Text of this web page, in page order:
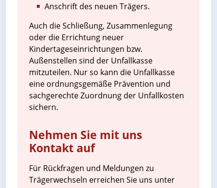
Anschrift des neuen Trägers.
Auch die Schließung, Zusammenlegung
oder die Errichtung neuer
Kindertageseinrichtungen bzw.
Außenstellen sind der Unfallkasse
mitzuteilen. Nur so kann die Unfallkasse
eine ordnungsgemäße Prävention und
sachgerechte Zuordnung der Unfallkosten
sichern.
Nehmen Sie mit uns
Kontakt auf
Für Rückfragen und Meldungen zu
Trägerwechseln erreichen Sie uns unter